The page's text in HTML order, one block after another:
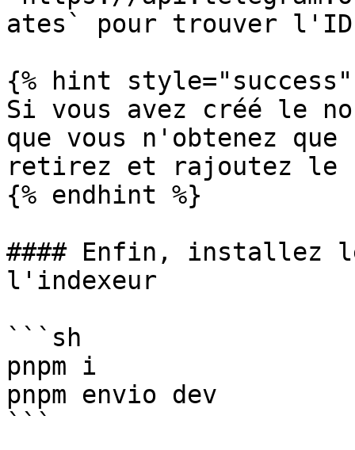
ates` pour trouver l'ID
{% hint style="success"
Si vous avez créé le
que vous n'obtenez
retirez et rajoutez le
{% endhint %}
#### Enfin, installez
l'indexeur
```sh
pnpm i
pnpm envio dev
```